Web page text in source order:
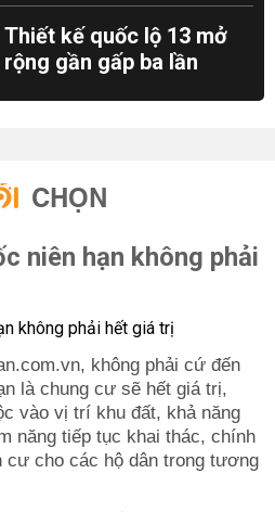
Thiết kế quốc lộ 13 mở
rộng gần gấp ba lần
CHỌN
niên hạn không phải
không phải cứ đến
là chung cư sẽ hết giá trị,
vào vị trí khu đất, khả năng
năng tiếp tục khai thác, chính
cho các hộ dân trong tương